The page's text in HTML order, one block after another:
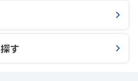
探す